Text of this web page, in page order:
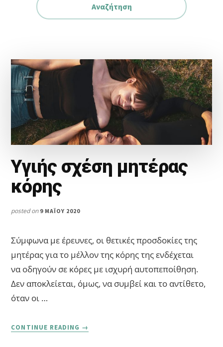
Υγιής σχέση μητέρας
κόρης
posted on 9 ΜΑΪ́ΟΥ 2020
Σύμφωνα με έρευνες, οι θετικές προσδοκίες της
μητέρας για το μέλλον της κόρης της ενδέχεται
να οδηγούν σε κόρες με ισχυρή αυτοπεποίθηση.
Δεν αποκλείεται, όμως, να συμβεί και το αντίθετο,
όταν οι …
CONTINUE READING
ΥΓΙΉΣ
→